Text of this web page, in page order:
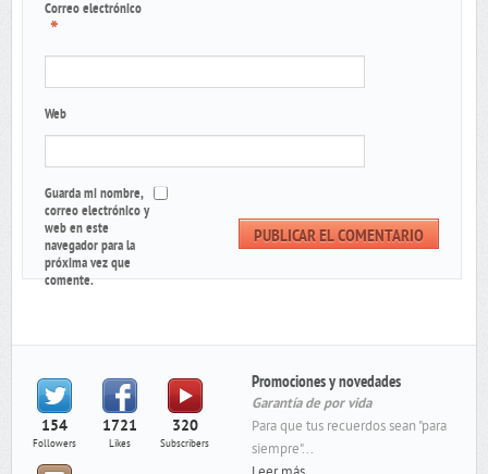
Correo electrónico
*
Web
Guarda mi nombre,
correo electrónico y
web en este
navegador para la
próxima vez que
comente.
154
Followers
1721
Likes
320
Subscribers
Promociones y novedades
Garantía de por vida
Para que tus recuerdos sean "para
siempre"...